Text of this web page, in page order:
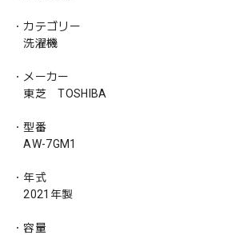
・カテゴリー
洗濯機
・メーカー
東芝 TOSHIBA
・型番
AW-7GM1
・年式
2021年製
・容量